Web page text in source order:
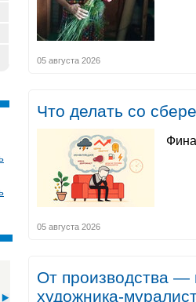
05 августа 2026
Что делать со
05 августа 2026
От производства —
художника-